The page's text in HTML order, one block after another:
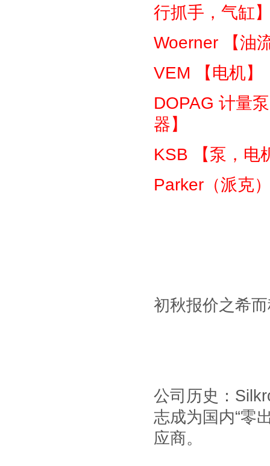
行抓手，气缸
Woerner
【油
VEM
【电机】
DOPAG 计量
器】
KSB
【泵，电
Parker （派克
初秋报价之希
公司历史：
志成为国内“零
应商。